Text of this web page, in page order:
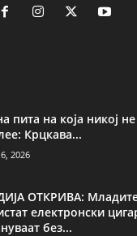
пита на која никој
Крцкава...
2026
ОТКРИВА:
електронски
без...